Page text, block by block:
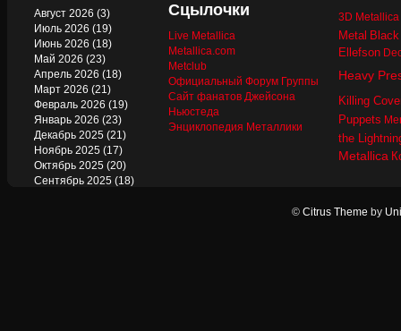
Август 2026 (3)
Июль 2026 (19)
Июнь 2026 (18)
Май 2026 (23)
Апрель 2026 (18)
Март 2026 (21)
Февраль 2026 (19)
Январь 2026 (23)
Декабрь 2025 (21)
Ноябрь 2025 (17)
Октябрь 2025 (20)
Сентябрь 2025 (18)
Сцылочки
Live Metallica
Metallica.com
Metclub
Официальный Форум Группы
Сайт фанатов Джейсона
Ньюстеда
Энциклопедия Металлики
3D
Metal
Ellefson
Heavy
Killing
Puppets
the
Metallica
© Citrus Theme by